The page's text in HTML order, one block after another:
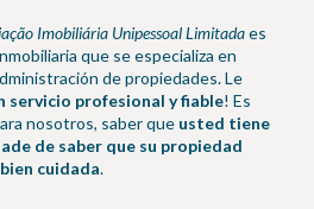
Imobiliária Unipessoal Limitadaes
que se especializa en
de propiedades. Le
servicio profesional y fiable! Es
nosotros, saber que usted tiene
de saber que su propiedad
cuidada.